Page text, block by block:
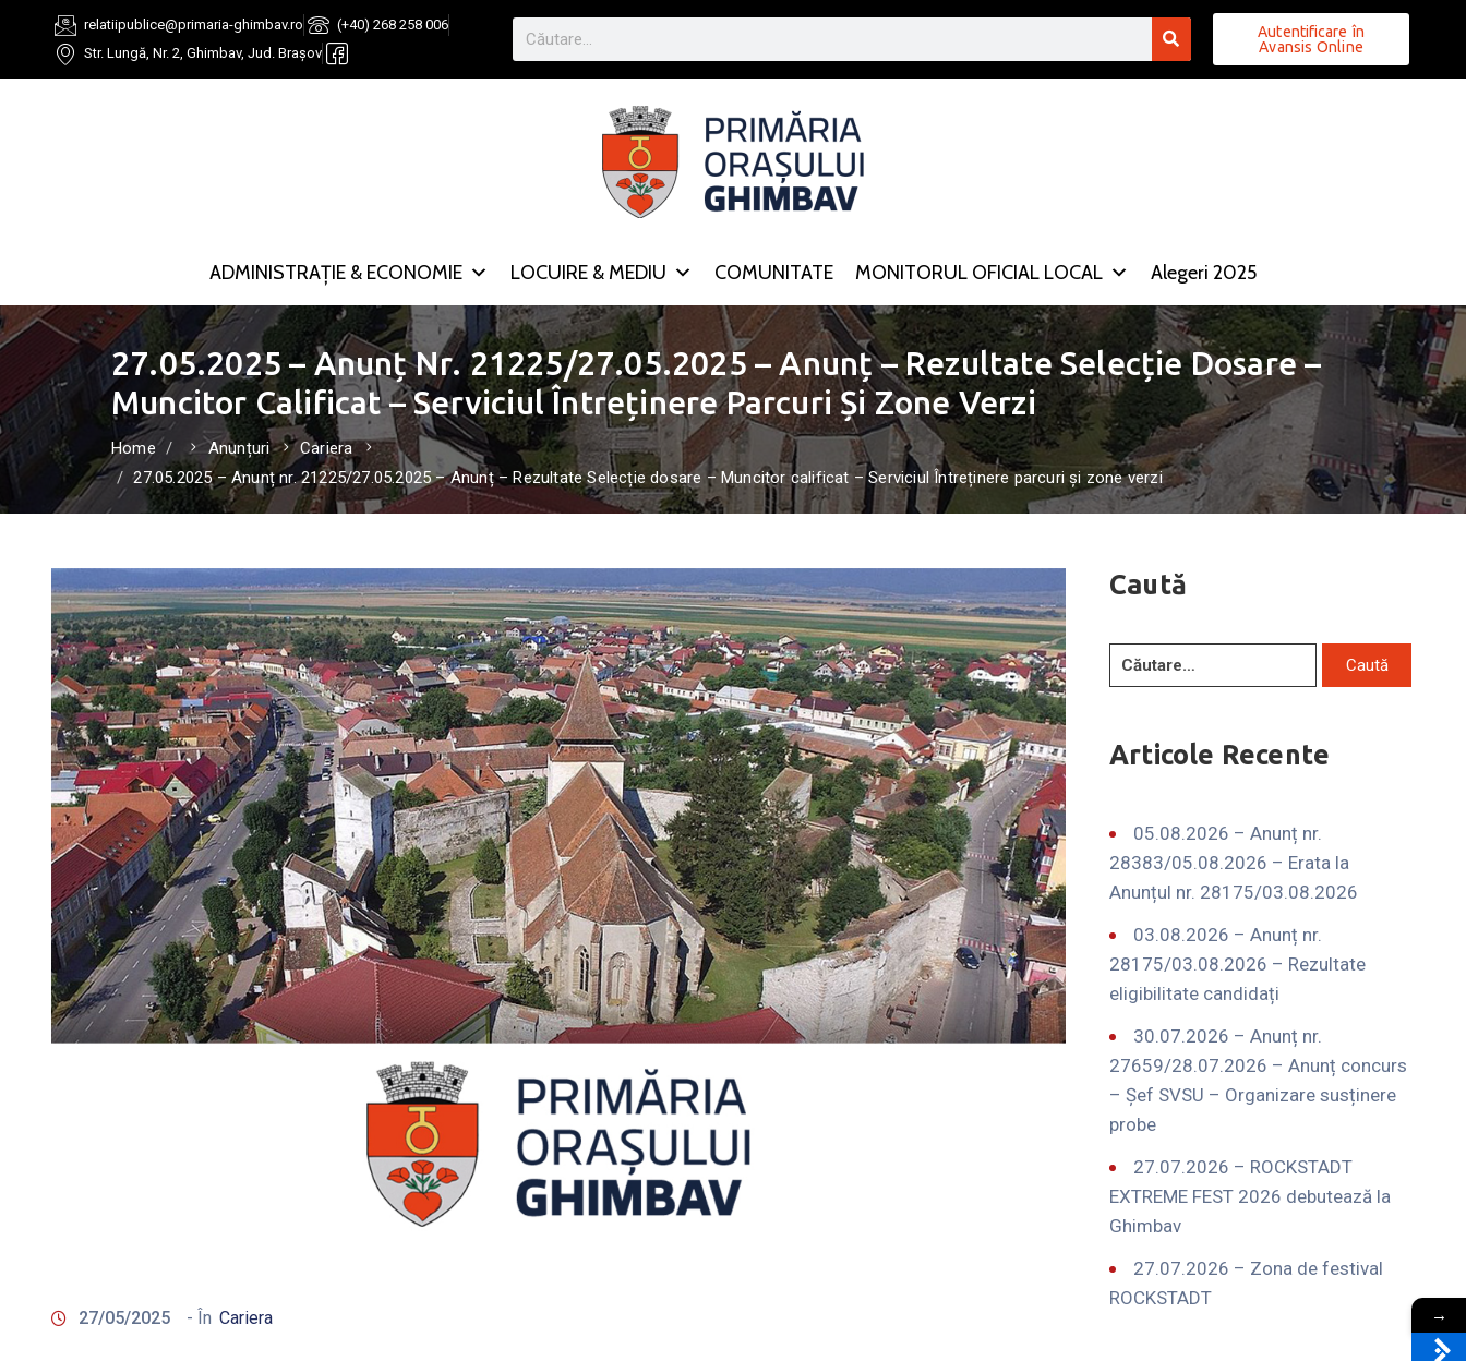
relatiipublice@primaria-ghimbav.ro
(+40) 268 258 006
Str. Lungă, Nr. 2, Ghimbav, Jud. Brașov
Autentificare în
Avansis Online
ADMINISTRAȚIE & ECONOMIE LOCUIRE & MEDIU COMUNITATE MONITORUL OFICIAL LOCAL Alegeri 2025
27.05.2025 – Anunț Nr. 21225/27.05.2025 – Anunț – Rezultate Selecție Dosare –
Muncitor Calificat – Serviciul Întreținere Parcuri Și Zone Verzi
Home Anunțuri
Cariera
27.05.2025 – Anunț nr. 21225/27.05.2025 – Anunț – Rezultate Selecție dosare – Muncitor calificat – Serviciul Întreținere parcuri și zone verzi
27/05/2025 - În Cariera
Caută
Articole Recente
05.08.2026 – Anunț nr.
28383/05.08.2026 – Erata la
Anunțul nr. 28175/03.08.2026
03.08.2026 – Anunț nr.
28175/03.08.2026 – Rezultate
eligibilitate candidați
30.07.2026 – Anunț nr.
27659/28.07.2026 – Anunț concurs
– Șef SVSU – Organizare susținere
probe
27.07.2026 – ROCKSTADT
EXTREME FEST 2026 debutează la
Ghimbav
27.07.2026 – Zona de festival
ROCKSTADT
→